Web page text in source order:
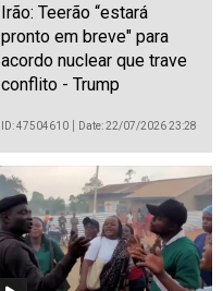
Irão: Teerão “estará
pronto em breve" para
acordo nuclear que trave
conflito - Trump
ID: 47504610 Date: 22/07/2026 23:28